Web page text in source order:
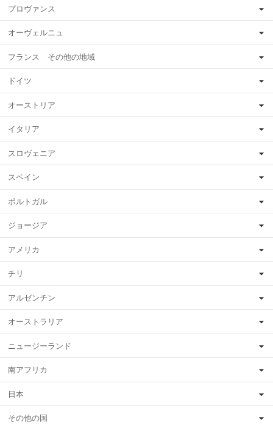
プロヴァンス
オーヴェルニュ
フランス その他の地域
ドイツ
オーストリア
イタリア
スロヴェニア
スペイン
ポルトガル
ジョージア
アメリカ
チリ
アルゼンチン
オーストラリア
ニュージーランド
南アフリカ
日本
その他の国